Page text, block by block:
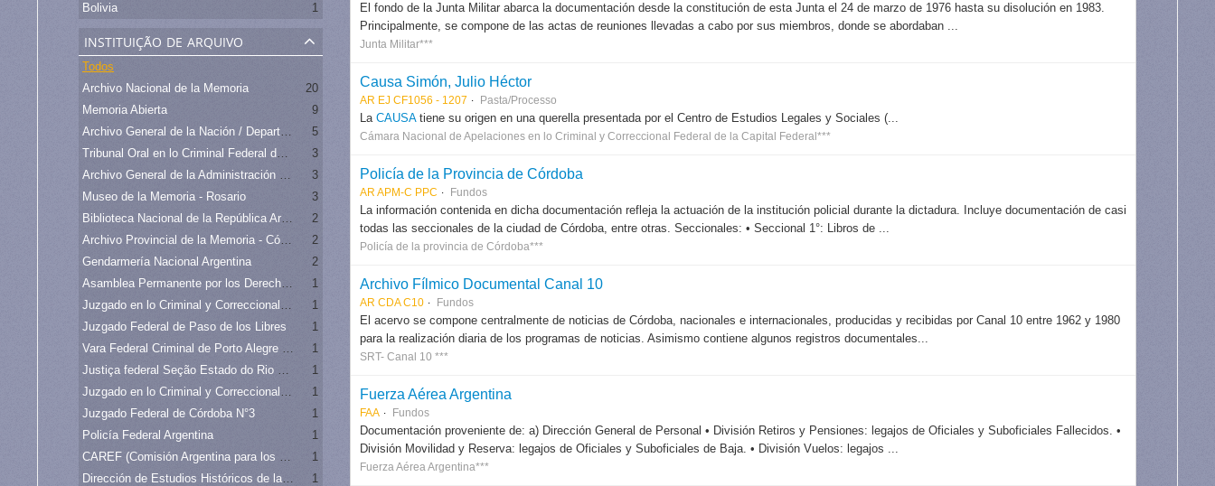
Bolivia
1
instituição de arquivo
Todos
Archivo Nacional de la Memoria
20
Memoria Abierta
9
Archivo General de la Nación / Departamento Archivo Intermedio
5
Tribunal Oral en lo Criminal Federal de Córdoba N°1
3
Archivo General de la Administración Nacional - Argentina
3
Museo de la Memoria - Rosario
3
Biblioteca Nacional de la República Argentina
2
Archivo Provincial de la Memoria - Córdoba
2
Gendarmería Nacional Argentina
2
Asamblea Permanente por los Derechos Humanos (APDH)***
1
Juzgado en lo Criminal y Correccional Federal N°3 de la Capital Federal
1
Juzgado Federal de Paso de los Libres
1
Vara Federal Criminal de Porto Alegre (2a Vara)
1
Justiça federal Seção Estado do Rio de Janeiro - 7a Vara Federal Criminal do Rio de Janeiro
1
Juzgado en lo Criminal y Correccional Federal N°7 de la Capital Federal
1
Juzgado Federal de Córdoba N°3
1
Policía Federal Argentina
1
CAREF (Comisión Argentina para los Refugiados y Migrantes)
1
Dirección de Estudios Históricos de la Fuerza Aérea
1
El fondo de la Junta Militar abarca la documentación desde la constitución de esta Junta el 24 de marzo de 1976 hasta su disolución en 1983.
Principalmente, se compone de las actas de reuniones llevadas a cabo por sus miembros, donde se abordaban ...
Junta Militar***
Causa Simón, Julio Héctor
AR EJ CF1056 - 1207 Pasta/Processo
La CAUSAtiene su origen en una querella presentada por el Centro de Estudios Legales y Sociales (...
Cámara Nacional de Apelaciones en lo Criminal y Correccional Federal de la Capital Federal***
Policía de la Provincia de Córdoba
AR APM-C PPC Fundos
La información contenida en dicha documentación refleja la actuación de la institución policial durante la dictadura. Incluye documentación de casi
todas las seccionales de la ciudad de Córdoba, entre otras. Seccionales: • Seccional 1°: Libros de ...
Policía de la provincia de Córdoba***
Archivo Fílmico Documental Canal 10
AR CDA C10 Fundos
El acervo se compone centralmente de noticias de Córdoba, nacionales e internacionales, producidas y recibidas por Canal 10 entre 1962 y 1980
para la realización diaria de los programas de noticias. Asimismo contiene algunos registros documentales...
SRT- Canal 10 ***
Fuerza Aérea Argentina
FAA Fundos
Documentación proveniente de: a) Dirección General de Personal • División Retiros y Pensiones: legajos de Oficiales y Suboficiales Fallecidos. •
División Movilidad y Reserva: legajos de Oficiales y Suboficiales de Baja. • División Vuelos: legajos ...
Fuerza Aérea Argentina***